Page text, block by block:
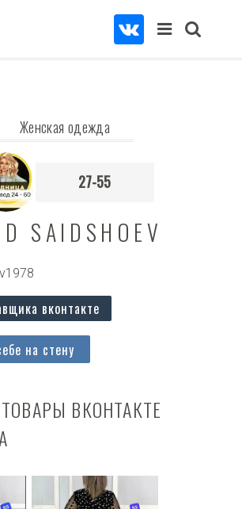
Женская одежда
27-55
SAIDSHOEV
вконтакте
на стену
ВКОНТАКТЕ